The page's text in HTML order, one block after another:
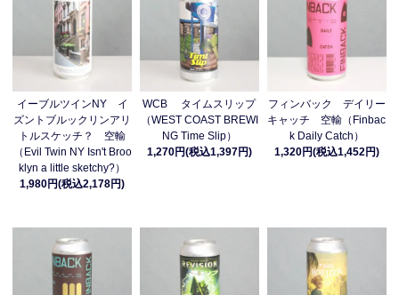
イーブルツインNY イ
ズントブルックリンアリ
トルスケッチ？ 空輸
（Evil Twin NY Isn't Broo
klyn a little sketchy?）
1,980円(税込2,178円)
WCB タイムスリップ
（WEST COAST BREWI
NG Time Slip）
1,270円(税込1,397円)
フィンバック デイリー
キャッチ 空輸（Finbac
k Daily Catch）
1,320円(税込1,452円)